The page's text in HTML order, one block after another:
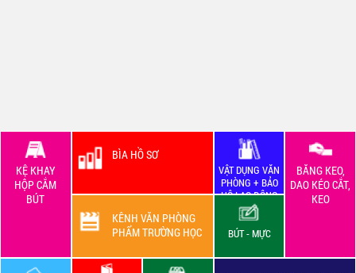
KỆ KHAY
HỘP CẮM
BÚT
BÌA HỒ SƠ
VẬT DỤNG VĂN
PHÒNG + BẢO
HỘ LAO ĐỘNG
BĂNG KEO,
DAO KÉO CẮT,
KEO
KÊNH VĂN PHÒNG
PHẨM TRƯỜNG HỌC
BÚT - MỰC